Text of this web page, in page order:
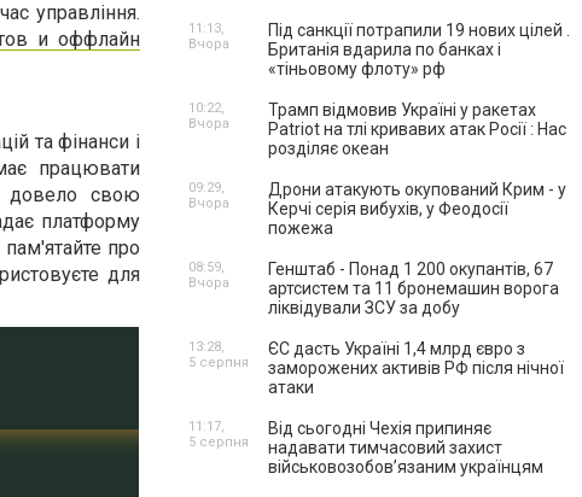
управління.
и оффлайн
та фінанси і
працювати
довело свою
платформу
про
для
Під санкції потрапили 19 нових цілей .
Британія вдарила по банках і
«тіньовому флоту» рф
11:13,
Вчора
Трамп відмовив Україні у ракетах
Patriot на тлі кривавих атак Росії : Нас
розділяє океан
10:22,
Вчора
Дрони атакують окупований Крим - у
Керчі серія вибухів, у Феодосії
пожежа
09:29,
Вчора
Генштаб - Понад 1 200 окупантів, 67
артсистем та 11 бронемашин ворога
ліквідували ЗСУ за добу
08:59,
Вчора
ЄС дасть Україні 1,4 млрд євро з
заморожених активів РФ після нічної
атаки
13:28,
5 серпня
Від сьогодні Чехія припиняє
надавати тимчасовий захист
військовозобов’язаним українцям
11:17,
5 серпня